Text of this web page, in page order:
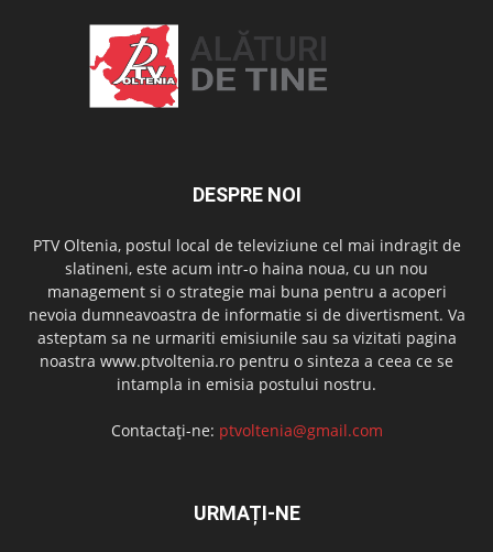
DESPRE NOI
PTV Oltenia, postul local de televiziune cel mai indragit de
slatineni, este acum intr-o haina noua, cu un nou
management si o strategie mai buna pentru a acoperi
nevoia dumneavoastra de informatie si de divertisment. Va
asteptam sa ne urmariti emisiunile sau sa vizitati pagina
noastra www.ptvoltenia.ro pentru o sinteza a ceea ce se
intampla in emisia postului nostru.
Contactați-ne: ptvoltenia@gmail.com
URMAȚI-NE